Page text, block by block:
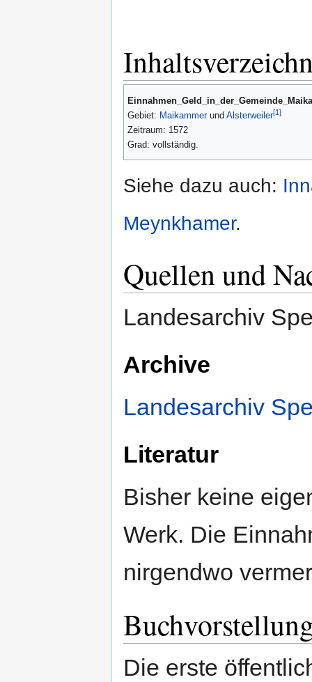
Gebiet: Maikammerund Alsterweiler[1]
Zeitraum: 1572
Grad: vollständig.
Siehe dazu auch:
Meynkhamer.
Quellen und
Landesarchiv
Archive
Landesarchiv
Literatur
Bisher keine
Werk. Die
nirgendwo
Die erste